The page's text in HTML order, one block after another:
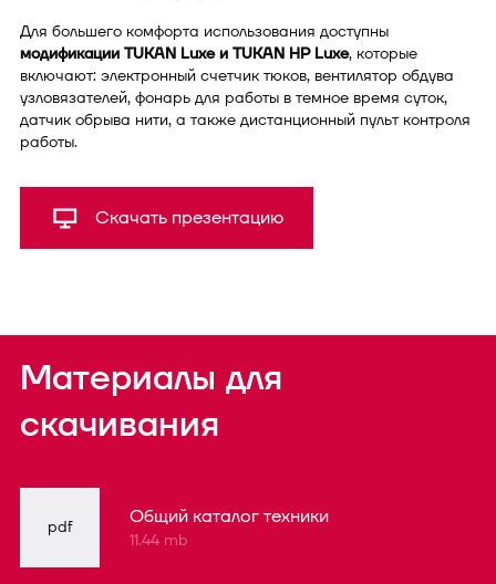
Для большего комфорта использования доступны
модификации TUKAN Luxe и TUKAN HP Luxe, которые
включают: электронный счетчик тюков, вентилятор обдува
узловязателей, фонарь для работы в темное время суток,
датчик обрыва нити, а также дистанционный пульт контроля
работы.
Скачать презентацию
Материалы для
скачивания
pdf Общий каталог техники
11.44 mb